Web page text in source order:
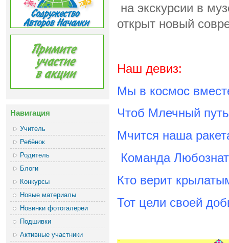
Навигация
Учитель
Ребёнок
Родитель
Блоги
Конкурсы
Новые материалы
Новинки фотогалереи
Подшивки
Активные участники
на экскурсии в
открыт новый
Наш девиз:
Мы в космос
Чтоб Млечный
Мчится наша
Команда
Кто верит
Тот цели своей